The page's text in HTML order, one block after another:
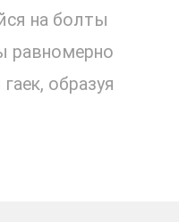
на болты
равномерно
образуя